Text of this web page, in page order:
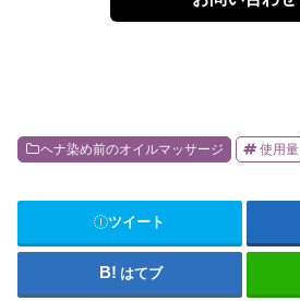
ヘナ染め前のオイルマッサージ 使用量
ツイート
はてブ